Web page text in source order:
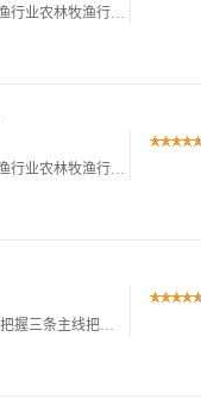
识别风险,发现价值请务必阅读末页的免责声明112222Table,Page投资策略周报,农林牧渔证券研究报告农林牧渔行业农林牧渔行业出海打开成长空间,饲料龙头扬帆远航出海打开成长空间,饲料龙头扬帆远航.
识别风险,发现价值请务必阅读末页的免责声明115757Table,Page投资策略报告,农林牧渔证券研究报告农林牧渔行业农林牧渔行业2025年投资策略年投资策略生猪产能温和回升,拥抱饲料龙头成长新阶段.
免责声明和披露以及分析师声明是报告的一部分,请务必一起阅读,1证券研究报告农林牧渔农林牧渔三条主线把握三条主线把握2025年农业投资年农业投资华泰研究华泰研究农林牧渔农林牧渔增持增持,维持维持,研究员.